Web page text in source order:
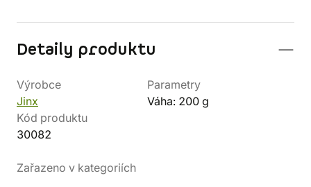
Detaily produktu
Výrobce
Jinx
Parametry
Váha: 200 g
Kód produktu
30082
Zařazeno v kategoriích